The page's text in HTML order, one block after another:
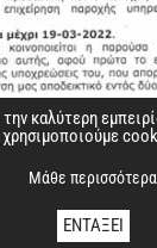
την καλύτερη
χρησιμοποιούμε
Μάθε περισσότερα
ΕΝΤΑΞΕΙ